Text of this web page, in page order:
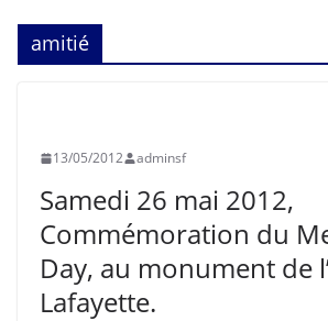
amitié
13/05/2012 adminsf
Samedi 26 mai 2012,
Commémoration du
Day, au monument de
Lafayette.